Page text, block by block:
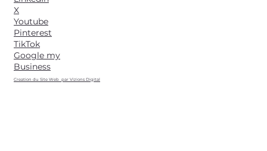
X
Youtube
Pinterest
TikTok
Google my
Business
Creation du Site Web par Vizions Digital